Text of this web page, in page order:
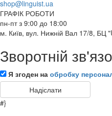
shop@linguist.ua
ГРАФІК РОБОТИ
пн-пт з 9:00 до 18:00
м. Київ, вул. Нижній Вал 17/8, БЦ
Зворотній
Я згоден на обробку
#}